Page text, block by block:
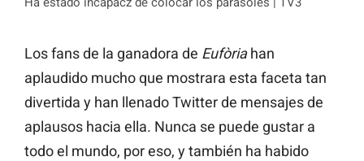
Los fans de la ganadora de Eufòriahan
aplaudido mucho que mostrara esta faceta tan
divertida y han llenado Twitter de mensajes de
aplausos hacia ella. Nunca se puede gustar a
todo el mundo, por eso, y también ha habido